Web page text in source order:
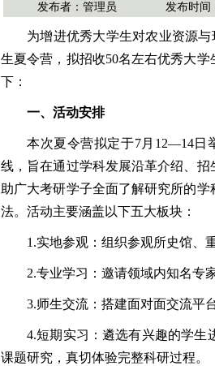
发布者：管理员 发布时间
为增进优秀大学生对农业资源
生夏令营，拟招收50名左右优秀大
下：
一、活动安排
本次夏令营拟定于7月12—14日
线，旨在通过学科发展沿革介绍、
助广大考研学子全面了解研究所的
法。活动主要涵盖以下五大板块：
1.实地参观：组织参观所史馆、
2.专业学习：邀请领域内知名专
3.师生交流：搭建面对面交流平
4.短期实习：遴选有兴趣的学生
课题研究，真切体验完整科研过程。